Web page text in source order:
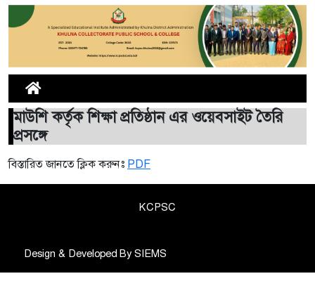
মাউশি কর্তৃক শিক্ষা প্রতিষ্ঠান এর ওয়েবসাইট তৈরি
প্রসঙ্গে
বিস্তারিত জানতে ক্লিক করুনঃ PDF
KCPSC
Design & Developed By SIEMS